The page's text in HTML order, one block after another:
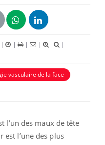
| | | |
|
vasculaire de la face
l’un des maux de tête
l’une des plus